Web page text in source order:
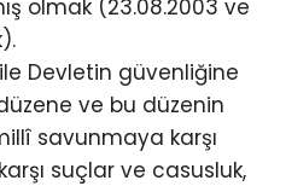
olmak (23.08.2003 ve
Devletin güvenliğine
ve bu düzenin
savunmaya karşı
suçlar ve casusluk,